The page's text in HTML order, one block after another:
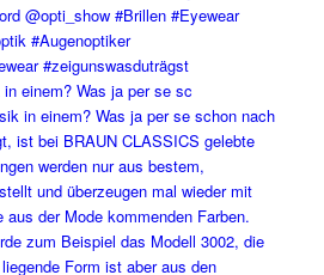
einem? Was ja per se sc